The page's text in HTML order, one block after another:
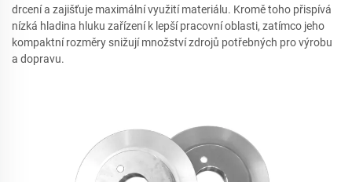
drcení a zajišťuje maximální využití materiálu. Kromě toho přispívá
nízká hladina hluku zařízení k lepší pracovní oblasti, zatímco jeho
kompaktní rozměry snižují množství zdrojů potřebných pro výrobu
a dopravu.